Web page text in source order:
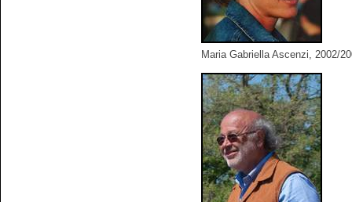
Maria Gabriella Ascenzi, 2002/